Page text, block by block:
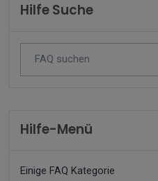
Hilfe Suche
Hilfe-Menü
Einige FAQ Kategorie